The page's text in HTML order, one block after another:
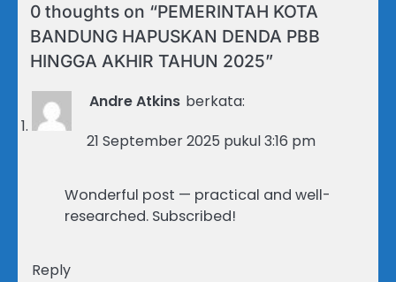
0 thoughts on “PEMERINTAH KOTA
BANDUNG HAPUSKAN DENDA PBB
HINGGA AKHIR TAHUN 2025”
Andre Atkins berkata:
21 September 2025 pukul 3:16 pm
Wonderful post — practical and well-
researched. Subscribed!
Reply